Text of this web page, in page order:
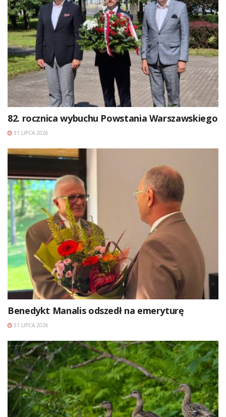
82. rocznica wybuchu Powstania Warszawskiego
31 LIPCA 2026
Benedykt Manalis odszedł na emeryturę
31 LIPCA 2026